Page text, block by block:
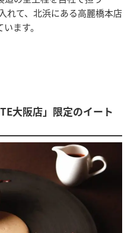
れて、北浜にある高麗橋本店
ます。
大阪店」限定のイート